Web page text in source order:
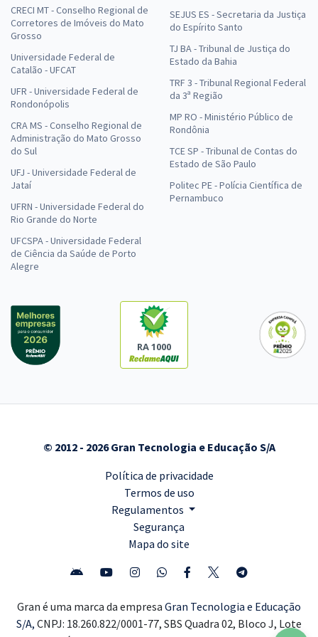
CRECI MT - Conselho Regional de
Corretores de Imóveis do Mato
Grosso
Universidade Federal de
Catalão - UFCAT
UFR - Universidade Federal de
Rondonópolis
CRA MS - Conselho Regional de
Administração do Mato Grosso
do Sul
UFJ - Universidade Federal de
Jataí
UFRN - Universidade Federal do
Rio Grande do Norte
UFCSPA - Universidade Federal
de Ciência da Saúde de Porto
Alegre
SEJUS ES - Secretaria da Justiça
do Espírito Santo
TJ BA - Tribunal de Justiça do
Estado da Bahia
TRF 3 - Tribunal Regional Federal
da 3ª Região
MP RO - Ministério Público de
Rondônia
TCE SP - Tribunal de Contas do
Estado de São Paulo
Politec PE - Polícia Científica de
Pernambuco
RA 1000
© 2012 - 2026 Gran Tecnologia e Educação S/A
Política de privacidade
Termos de uso
Regulamentos
Segurança
Mapa do site
Gran é uma marca da empresa Gran Tecnologia e Educação
S/A, CNPJ: 18.260.822/0001-77, SBS Quadra 02, Bloco J, Lote